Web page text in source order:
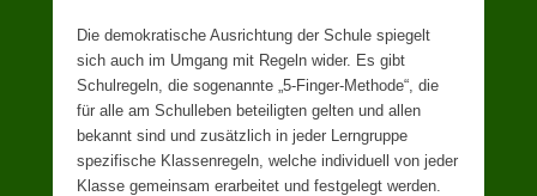
Die demokratische Ausrichtung der Schule spiegelt
sich auch im Umgang mit Regeln wider. Es gibt
Schulregeln, die sogenannte „5-Finger-Methode“, die
für alle am Schulleben beteiligten gelten und allen
bekannt sind und zusätzlich in jeder Lerngruppe
spezifische Klassenregeln, welche individuell von jeder
Klasse gemeinsam erarbeitet und festgelegt werden.